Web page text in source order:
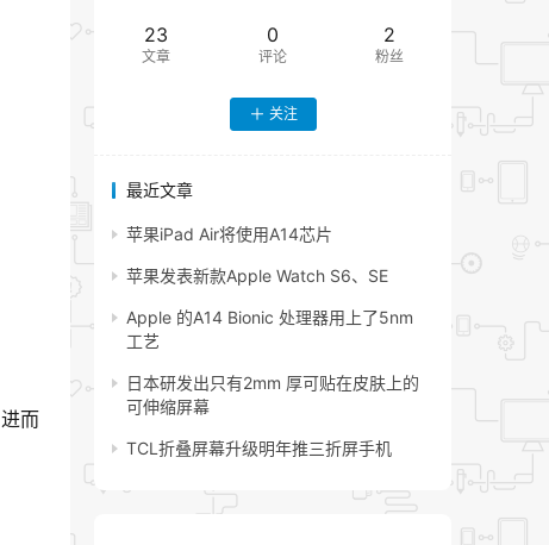
而
23
文章
0
评论
2
粉丝
关注
最近文章
苹果iPad Air将使用A14芯片
苹果发表新款Apple Watch S6、SE
Apple 的A14 Bionic 处理器用上了5nm
工艺
日本研发出只有2mm 厚可贴在皮肤上的
可伸缩屏幕
TCL折叠屏幕升级明年推三折屏手机